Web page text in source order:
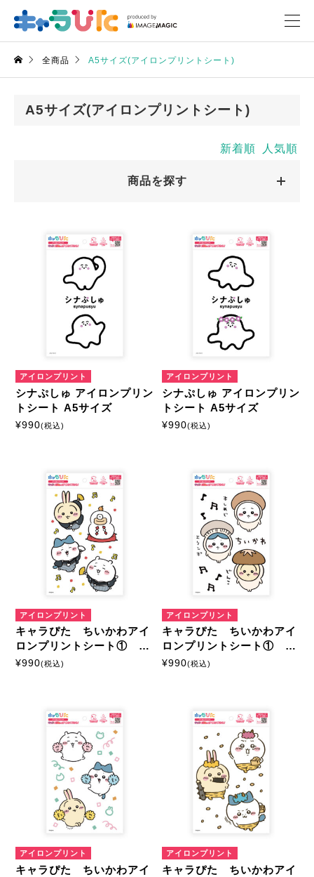
全商品 A5サイズ(アイロンプリントシート)
A5サイズ(アイロンプリントシート)
新着順 人気順
商品を探す
キャラクターから探す
アイロンプリントシート
A5サイズ A4サイズ
カスタマイズ
モーテルキーホルダー
硬質ケース
アイロンプリント
シナぷしゅ アイロンプリン
トシート A5サイズ
¥990(税込)
アイロンプリント
シナぷしゅ アイロンプリン
トシート A5サイズ
¥990(税込)
アイロンプリント
キャラぴた ちいかわアイ
ロンプリントシート① A5
4
¥990(税込)
アイロンプリント
キャラぴた ちいかわアイ
ロンプリントシート① A5
3
¥990(税込)
アイロンプリント
キャラぴた ちいかわアイ
アイロンプリント
キャラぴた ちいかわアイ